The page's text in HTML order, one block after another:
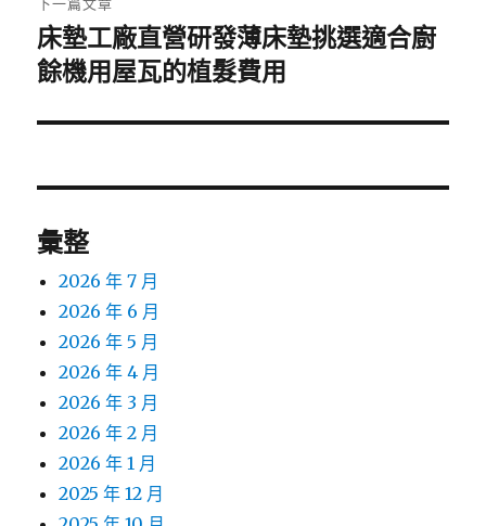
下
一
文
床墊工廠直營研發薄床墊挑選適合廚
餘機用屋瓦的植髮費用
彙整
2026 年 7 月
2026 年 6 月
2026 年 5 月
2026 年 4 月
2026 年 3 月
2026 年 2 月
2026 年 1 月
2025 年 12 月